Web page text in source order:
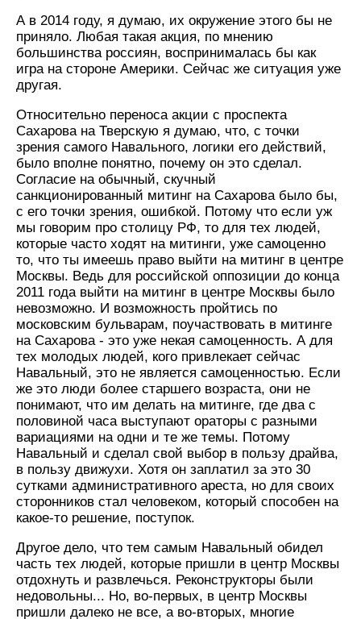
А в 2014 году, я думаю, их окружение этого бы не
приняло. Любая такая акция, по мнению
большинства россиян, воспринималась бы как
игра на стороне Америки. Сейчас же ситуация уже
другая.
Относительно переноса акции с проспекта
Сахарова на Тверскую я думаю, что, с точки
зрения самого Навального, логики его действий,
было вполне понятно, почему он это сделал.
Согласие на обычный, скучный
санкционированный митинг на Сахарова было бы,
с его точки зрения, ошибкой. Потому что если уж
мы говорим про столицу РФ, то для тех людей,
которые часто ходят на митинги, уже самоценно
то, что ты имеешь право выйти на митинг в центре
Москвы. Ведь для российской оппозиции до конца
2011 года выйти на митинг в центре Москвы было
невозможно. И возможность пройтись по
московским бульварам, поучаствовать в митинге
на Сахарова - это уже некая самоценность. А для
тех молодых людей, кого привлекает сейчас
Навальный, это не является самоценностью. Если
же это люди более старшего возраста, они не
понимают, что им делать на митинге, где два с
половиной часа выступают ораторы с разными
вариациями на одни и те же темы. Потому
Навальный и сделал свой выбор в пользу драйва,
в пользу движухи. Хотя он заплатил за это 30
сутками административного ареста, но для своих
сторонников стал человеком, который способен на
какое-то решение, поступок.
Другое дело, что тем самым Навальный обидел
часть тех людей, которые пришли в центр Москвы
отдохнуть и развлечься. Реконструкторы были
недовольны... Но, во-первых, в центр Москвы
пришли далеко не все, а во-вторых, многие